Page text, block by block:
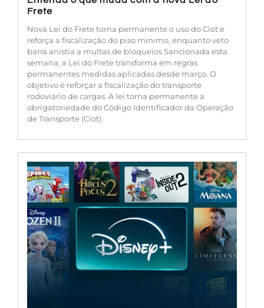
Frete
Nova Lei do Frete torna permanente o uso do Ciot e
reforça a fiscalização do piso mínimo, enquanto veto
barra anistia a multas de bloqueios Sancionada esta
semana, a Lei do Frete transforma em regras
permanentes medidas aplicadas desde março. O
objetivo é reforçar a fiscalização do transporte
rodoviário de cargas. A lei torna permanente a
obrigatoriedade do Código Identificador da Operação
de Transporte (Ciot).